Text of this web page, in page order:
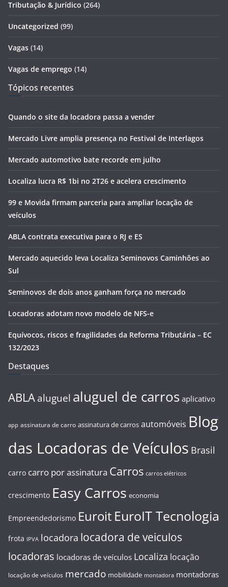
Tributação & Jurídico (264)
Uncategorized (99)
Vagas (14)
Vagas de emprego (14)
Tópicos recentes
Quando o site da locadora passa a vender
Mercado Livre amplia presença no Festival de Interlagos
Mercado automotivo bate recorde em julho
Localiza lucra R$ 1bi no 2T26 e acelera crescimento
99 e Movida firmam parceria para ampliar locação de
veículos
ABLA contrata executiva para o RJ e ES
Mercado aquecido leva Localiza Seminovos Caminhões ao
Sul
Seminovos de dois anos ganham força no mercado
Locadoras adotam novo modelo de NFS-e
Equívocos, riscos e fragilidades da Reforma Tributária – EC
132/2023
Destaques
ABLA aluguel aluguel de carros aplicativo
app assinatura de carro assinatura de carros automóveis Blog
das Locadoras de Veículos Brasil
carro carro por assinatura Carros carros elétricos
crescimento Easy Carros economia
Empreendedorismo Euroit EuroIT Tecnologia
frota IPVA locadora locadora de veiculos
locadoras locadoras de veículos Localiza locação
locação de veículos mercado mobilidade montadora montadoras